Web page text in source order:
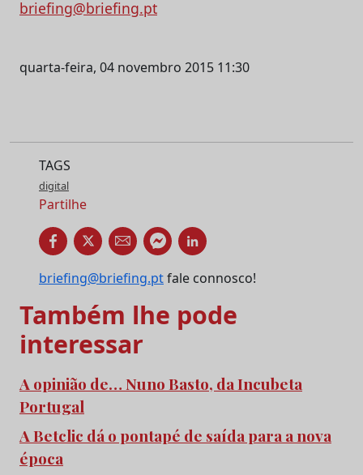
briefing@briefing.pt
quarta-feira, 04 novembro 2015 11:30
TAGS
digital
Partilhe
briefing@briefing.ptfale connosco!
Também lhe pode
interessar
A opinião de… Nuno Basto, da Incubeta
Portugal
A Betclic dá o pontapé de saída para a nova
época